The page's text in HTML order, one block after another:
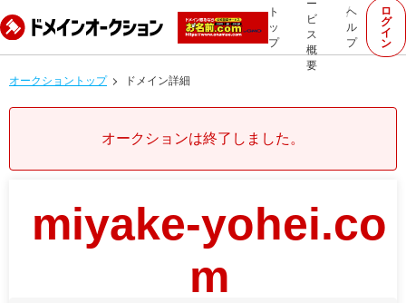
ト
ッ
プ
ー
ビ
ス
概
要
ヘ
ル
プ
ロ
グ
イ
ン
オークショントップ ドメイン詳細
オークションは終了しました。
miyake-yohei.co
m